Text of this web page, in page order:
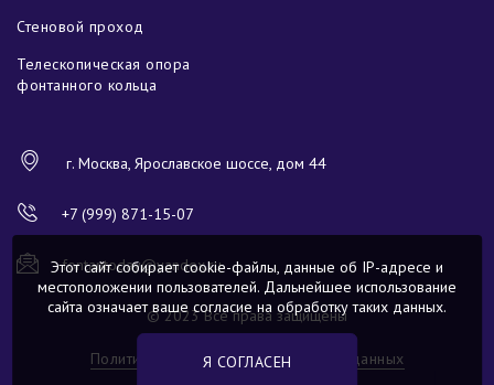
Стеновой проход
Телескопическая опора
фонтанного кольца
г. Москва, Ярославское шоссе, дом 44
+7 (999) 871-15-07
fontantoday@yandex.ru
© 2023 Все права защищены
Политика обработки персональных данных
Этот сайт собирает cookie-файлы, данные об IP-адресе и
местоположении пользователей. Дальнейшее использование
сайта означает ваше согласие на обработку таких данных.
Я СОГЛАСЕН